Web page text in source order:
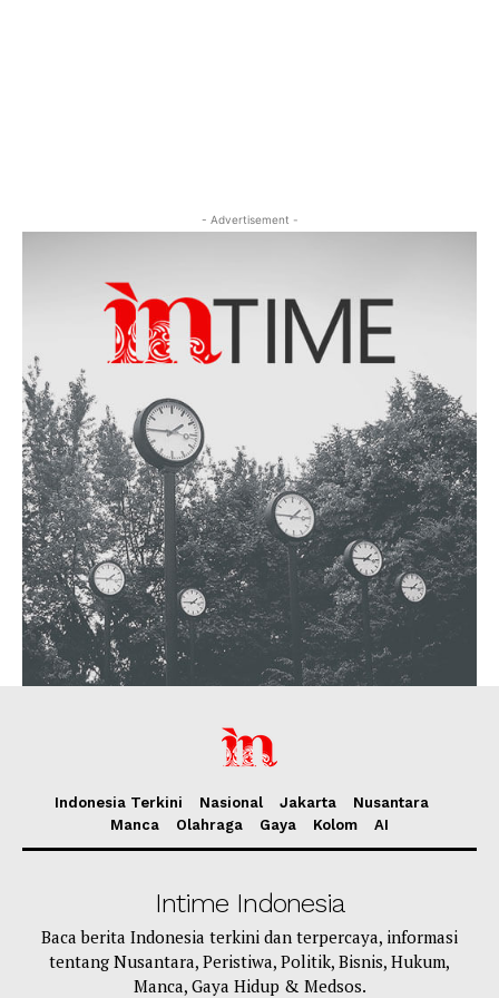
- Advertisement -
Indonesia Terkini Nasional Jakarta
Nusantara
Manca
Olahraga Gaya Kolom AI
Intime Indonesia
Baca berita Indonesia terkini dan terpercaya, informasi
tentang Nusantara, Peristiwa, Politik, Bisnis, Hukum,
Manca, Gaya Hidup & Medsos.